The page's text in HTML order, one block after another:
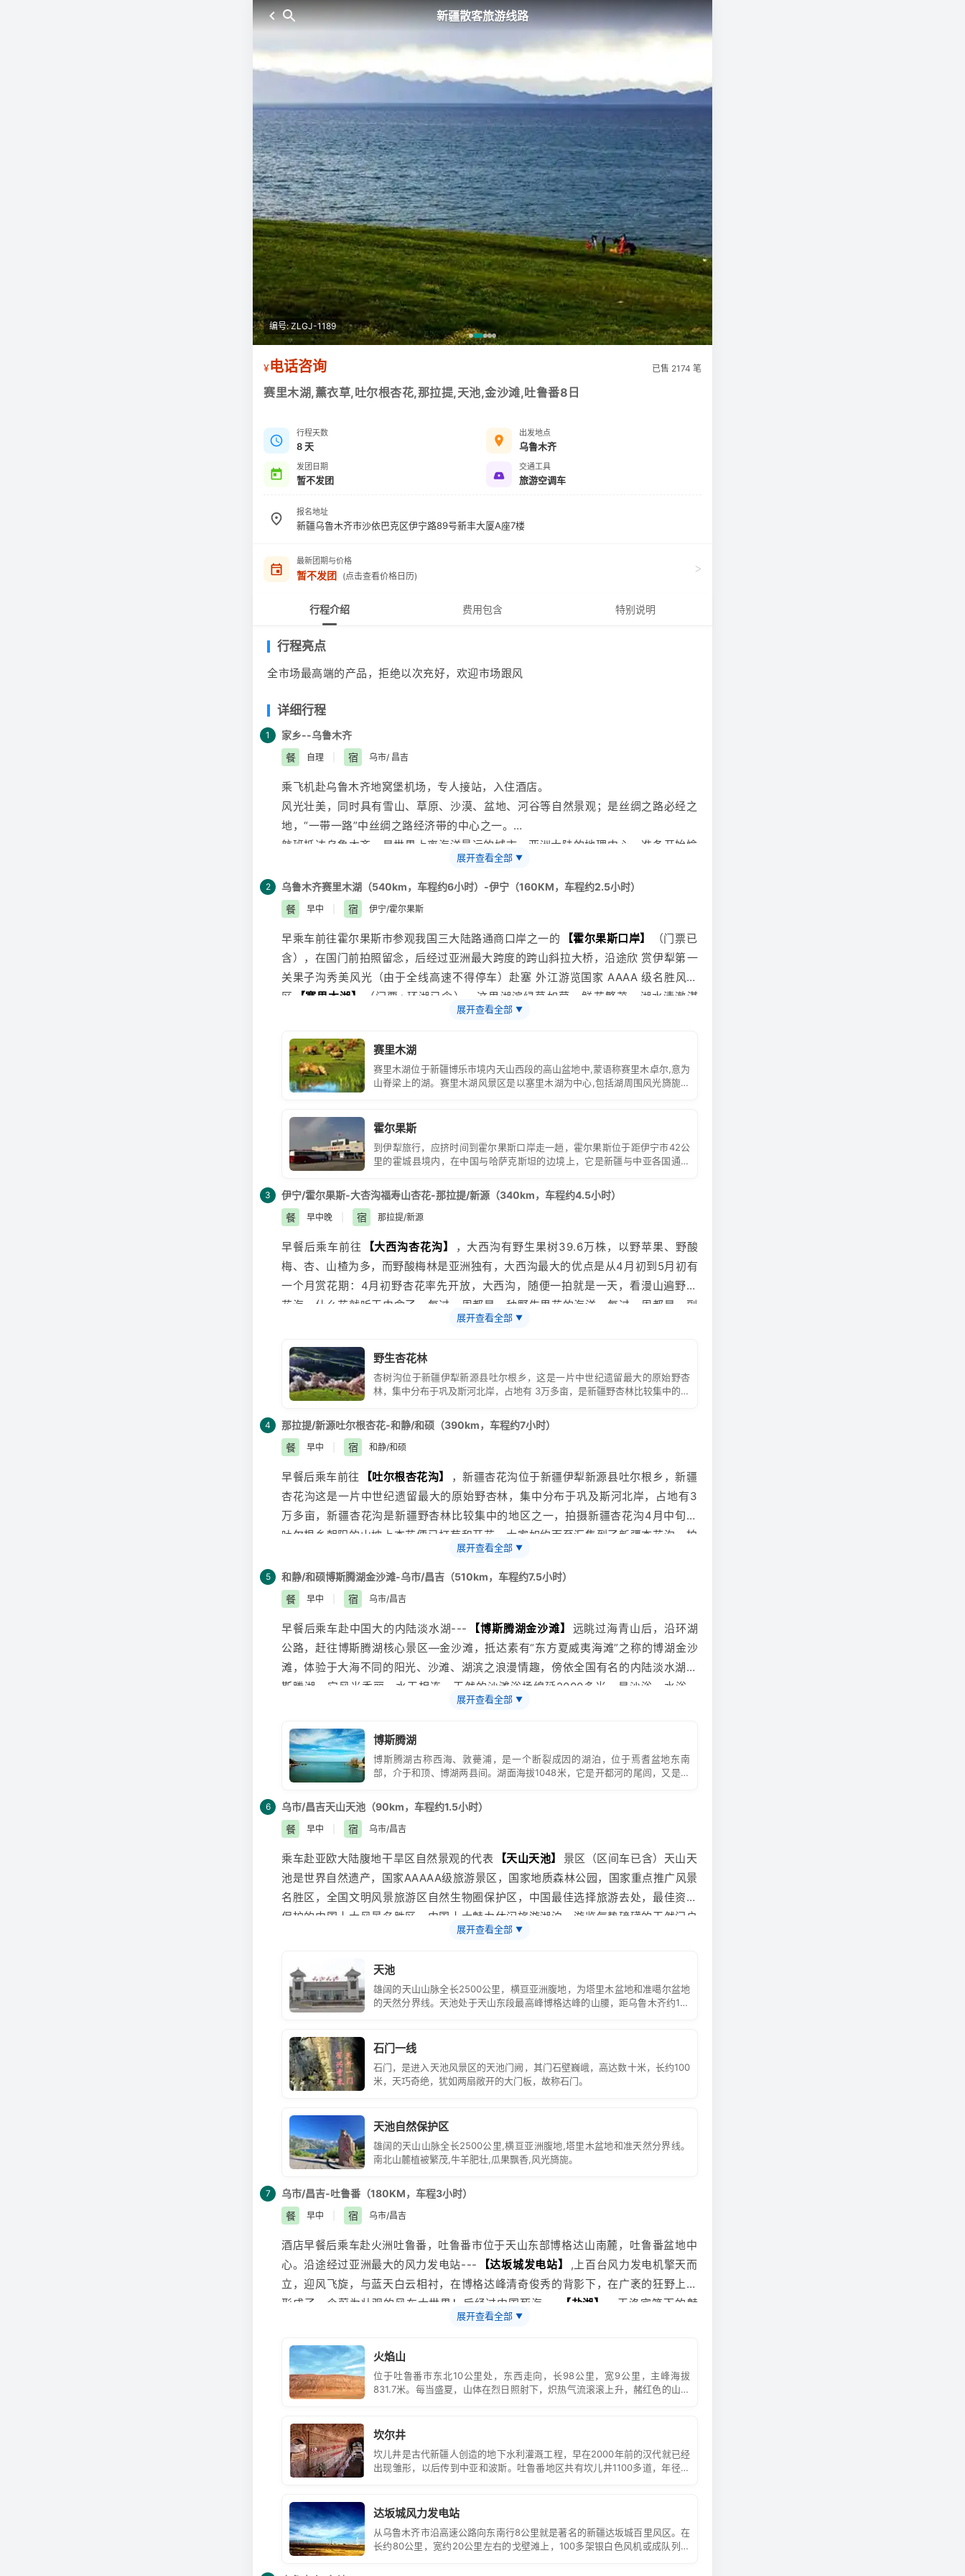
新疆散客旅游线路
编号: ZLGJ-1189
¥电话咨询 已售 2174 笔
赛里木湖,薰衣草,吐尔根杏花,那拉提,天池,金沙滩,吐鲁番8日
行程天数
8 天
出发地点
乌鲁木齐
发团日期
暂不发团
交通工具
旅游空调车
报名地址
新疆乌鲁木齐市沙依巴克区伊宁路89号新丰大厦A座7楼
最新团期与价格
暂不发团 (点击查看价格日历)
>
行程介绍 费用包含 特别说明
行程亮点
全市场最高端的产品，拒绝以次充好，欢迎市场跟风
详细行程
1
家乡--乌鲁木齐
餐
自理 宿 乌市/ 昌吉
乘飞机赴乌鲁木齐地窝堡机场，专人接站，入住酒店。
风光壮美，同时具有雪山、草原、沙漠、盆地、河谷等自然景观；是丝绸之路必经之
地，“一带一路”中丝绸之路经济带的中心之一。
航班抵达乌鲁木齐，是世界上离海洋最远的城市、 亚洲大陆的地理中心。准备开始愉
1.司机会提前一天短信形式联系客人，因机场高速会出现堵车情况，会出现等候情
况，敬请谅解；
2.导游当天会以短信方式联系客人，告知第二天出发时间，请游客查看短信；
第二天早7点早餐，7点30—8点出发（具体事宜根据导游信息）；
展开查看全部 ▼
2 乌鲁木齐赛里木湖（540km，车程约6小时）-伊宁（160KM，车程约2.5小时）
餐
早中 宿 伊宁/霍尔果斯
早乘车前往霍尔果斯市参观我国三大陆路通商口岸之一的 【霍尔果斯口岸】
（门票已
含），在国门前拍照留念，后经过亚洲最大跨度的跨山斜拉大桥，沿途欣 赏伊犁第一
关果子沟秀美风光（由于全线高速不得停车）赴塞 外江游览国家 AAAA 级名胜风景
区
【赛里木湖】
（门票+环湖已含），这里湖滨绿草如茵，鲜花繁茂，湖水清澈湛
蓝，远岸雪峰 分立，林海叠峰，湖边的草场，山坡上的毡房错落，牛羊如云 似锦，
午餐后，前往霍城县
的文化，后游览薰衣草花田，在薰衣草盛花期，仿佛置身于花的海洋.
1.夏季赛里木湖景区内早晚温差大白天紫外线较强，请注意防晒；
2.旺季赛里木湖景区区间车有偶尔排队现象，好景人多请您理解；
4.在景区门口有招揽骑马生意的人，想要体验的话一定要提前说好价钱、往返时间、
需不需要人带领等等所有细节；
5.赛里木湖边上温度比较低，即使是夏天去玩的话也要准备一件外套，避免着凉；
6.在景区门口有招揽骑马生意的人，想要体验的话一定要提前说好价钱、往返时间、
需不需要人带领等等所有细节；
7.这里的景色也是比较美的，被叫做大西洋的最后一滴眼泪，这里被称作静海，有着
良好的生态环境；
8.这里实在新疆博尔塔的山脉中，这里也被评为省级的旅游名胜景区，也是国家级别
的风景区；
9.不过在赛里木湖有个比较长的传说，传说这里有着湖怪，而且湖中心的底部是有洞
在每一年的8月初，这里就会有一场比较盛大的活动，蒙古族联合哈萨克族牧民就会
举行一场赛里木湖那达慕大会；
展开查看全部 ▼
赛里木湖
赛里木湖位于新疆博乐市境内天山西段的高山盆地中,蒙语称赛里木卓尔,意为
山脊梁上的湖。赛里木湖风景区是以塞里木湖为中心,包括湖周围风光旖旎的
霍尔果斯
到伊犁旅行，应挤时间到霍尔果斯口岸走一趟，霍尔果斯位于距伊宁市42公
里的霍城县境内，在中国与哈萨克斯坦的边境上，它是新疆与中亚各国通商
岸。霍尔果斯口岸镇设于桥以东3千米。霍尔果斯历史上就是商道通衢，著名
的丝绸之路北新
3 伊宁/霍尔果斯-大杏沟福寿山杏花-那拉提/新源（340km，车程约4.5小时）
餐
早中晚 宿 那拉提/新源
早餐后乘车前往 【大西沟杏花沟】
，大西沟有野生果树39.6万株，以野苹果、野酸
梅、杏、山楂为多，而野酸梅林是亚洲独有，大西沟最大的优点是从4月初到5月初有
一个月赏花期：4月初野杏花率先开放，大西沟，随便一拍就是一天，看漫山遍野的
花海，什么花就听天由命了，每过一周都是一种野生果花的海洋，每过一周都是一副
别具生面的震撼画卷，是集生态观光、文化体验、休闲度假、修身养性、科普探 险为
一体的综合旅游区，天山松涛、高山草甸、奇花异草、 睡佛古庙，自然山水与厚重多
元的文化相伴，是人与自然 和谐的乐园，是养生度假的的福地这里是世界野果类植物
的天然基因库，是亚洲唯一野生樱桃李生长地，被国家命 名为“中国野生樱桃李之
乡”，景区内生长着各类野果约 60 余种，以野苹果、野樱桃李、野杏、野山楂、野核
桃 为主，大西沟风景秀丽，景观奇异， 春可赏花、夏易避暑、秋可品果、 冬 易赏
雪，一年四季风景迷人。
1.福寿山景区春可赏花、夏易避暑、秋可品果、冬易赏雪，一年四季风景迷人，每年
游人络绎不绝；
2.早在1221年，著名道士长春真人，随成吉思汗西征，途经伊犁阿力马里城时，就有
道教弟子请他前去讲道，当时的大西沟庙名振四方，吸引着内地、中亚的四方游客；
福寿山庙，即大西沟庙，是清代新疆最大最早的道教活动场所之一，历史悠久，最早
展开查看全部 ▼
野生杏花林
杏树沟位于新疆伊犁新源县吐尔根乡，这是一片中世纪遗留最大的原始野杏
林，集中分布于巩及斯河北岸，占地有 3万多亩，是新疆野杏林比较集中的地
4 那拉提/新源吐尔根杏花-和静/和硕（390km，车程约7小时）
餐
早中 宿 和静/和硕
早餐后乘车前往 【吐尔根杏花沟】 ， 新疆杏花沟位于新疆伊犁新源县吐尔根乡，新疆
杏花沟这是一片中世纪遗留最大的原始野杏林，集中分布于巩及斯河北岸，占地有3
万多亩，新疆杏花沟是新疆野杏林比较集中的地区之一，拍摄新疆杏花沟4月中旬，
吐尔根乡朝阳的山坡上杏花便已打苞和开花，大家如约而至汇集到了新疆杏花沟，拍
摄杏花兼踏春，新疆杏花沟果然是风光绝佳，此时新疆杏花沟春雨较多，所以请新疆
杏花沟观览者注意天气，同时6月的时候新疆杏花沟的果实也会成熟，是品尝美果的
好时机哦，在这里您可以与天然野杏树近距离接触，拍摄片片春意盎然的杏花树，走
到山梁放眼望去，杏花遍地千株万颗，枝根相接，人入其中，隔数尺而只闻其声不见
其影，4月来此，单间花云花雨，粉红缀枝，香风漫漫，灿若云霞，置身其中，如蹈
花山花海，恍如仙境，后乘车赴和静/和硕
1.每年4月08日左右-初花期：杏花含苞待放，朵朵艳红，如红云朵朵随风浮动；
2.每年4月12日左右-盛花期：杏花艳态娇姿，繁花丽色，胭脂万点，占尽春风；
着从空中飘落，占尽春风；
展开查看全部 ▼
5 和静/和硕博斯腾湖金沙滩-乌市/昌吉（510km，车程约7.5小时）
餐
早中 宿 乌市/昌吉
早餐后乘车赴中国大的内陆淡水湖--- 【博斯腾湖金沙滩】
远眺过海青山后，沿环湖
公路，赶往博斯腾湖核心景区—金沙滩，抵达素有“东方夏威夷海滩”之称的博湖金沙
滩，体验于大海不同的阳光、沙滩、湖滨之浪漫情趣，傍依全国有名的内陆淡水湖博
斯腾湖。它风光秀丽，水天相连，天然的沙滩浴场绵延2000多米，是沙浴、水浴、
阳光浴的绝好去处；游艇、快艇、摩托艇等水上娱乐自费项目让你享尽潇洒惊险刺激
的感受；金沙滩景区顾名思义，就是一片不小的沙滩，沙滩的另一侧便是庞大的博斯
腾湖了,来到金沙滩，自然要在沙滩上走一走。这里游客众多，有在湖里游泳的，也有
在沙滩上的躺椅上晒太阳的，就仿佛在海边一般。在沙滩上零星立着的木亭子下休息
的人们，戴着救生圈的小孩儿和下水的大人，把这片偌大的湖水变成了休闲放松心情
的不二选择,游客可以在这里感受到 新疆之海的热情，畅游博斯腾湖，继续乘车途中欣
赏南疆天山雄伟景观，感受沧海变迁，途径马兰、库米什、翻越干沟，抵达
昌吉
入住酒店
1.和硕县地处三面环山的山前洪积扇平原地区，受三面环山的遮档，年平均风力不
大，加上博斯腾湖1107平方公里的水汽蒸发调节，大部分地区气候温和湿润，四季多
为晴郎无风天气，最佳出游时间为春、夏、秋三季；
新疆库尔勒 和硕博斯腾湖金沙滩旅游 度假区的旅游自费项目繁多，有垂钓、划艇、潜
水、水上降落伞、洗浴中心、水上娱乐城、射箭、网球场、赛马场、沙滩排球等项
新疆南疆旅游线路之一；
展开查看全部 ▼
博斯腾湖
博斯腾湖古称西海、敦薨浦，是一个断裂成因的湖泊，位于焉耆盆地东南
部，介于和顶、博湖两县间。湖面海拔1048米，它是开都河的尾闾，又是孔
6 乌市/昌吉天山天池（90km，车程约1.5小时）
餐
早中 宿 乌市/昌吉
乘车赴亚欧大陆腹地干旱区自然景观的代表 【天山天池】
景区（区间车已含）天山天
池是世界自然遗产，国家AAAAA级旅游景区，国家地质森林公园，国家重点推广风景
名胜区，全国文明风景旅游区自然生物圈保护区，中国最佳选择旅游去处，最佳资源
保护的中国十大风景名胜区，中国十大魅力休闲旅游湖泊，游览气势磅礡的天然门户
参观被誉为天山神目-西王母的洗脚盆的西小天池、东小天池（也叫黑龙
拜的圣山），西山观松-景区西岸为郁郁葱葱的天山雪松，远远望去，非常壮观，参
观在海拔2000米生长的奇特而古老的榆树—定海神针。
1.天山天池属于高海拔旅游景区，到天山天池旅游，需要注意防晒，特别是女性朋友
己带上几瓶水；
坡度大，天气凉，请带好御寒的衣物及防滑的鞋。在拍摄时不要仅顾美景，却忘脚
下，要双重兼顾。下山时行进速度要慢，走“Z”字形，以免膝盖扭伤；
展开查看全部 ▼
天池
雄阔的天山山脉全长2500公里，横亘亚洲腹地，为塔里木盆地和准噶尔盆地
的天然分界线。天池处于天山东段最高峰博格达峰的山腰，距乌鲁木齐约110
石门一线
石门，是进入天池风景区的天池门阙，其门石壁巍峨，高达数十米，长约100
米，天巧奇绝，犹如两扇敞开的大门板，故称石门。
天池自然保护区
雄阔的天山山脉全长2500公里,横亘亚洲腹地,塔里木盆地和准天然分界线。
南北山麓植被繁茂,牛羊肥壮,瓜果飘香,风光旖旎。
7
乌市/昌吉-吐鲁番（180KM，车程3小时）
餐
早中 宿 乌市/昌吉
酒店早餐后乘车赴火洲吐鲁番，吐鲁番市位于天山东部博格达山南麓，吐鲁番盆地中
心。沿途经过亚洲最大的风力发电站--- 【达坂城发电站】
,上百台风力发电机擎天而
立，迎风飞旋，与蓝天白云相衬，在博格达峰清奇俊秀的背影下，在广袤的狂野上，
形成了一个蔚为壮观的风车大世界！后经过中国死海---
【盐湖】
，王洛宾笔下的魅
前往游览古代三大工程之一的地下水利灌溉工程
儿井穿越戈壁，将天山的地下雪水引到一片片绿洲的情景，坎儿井是开发利用地下水
的一种很古老式的水平集水建筑物，适用于山麓、冲积扇缘地带，主要是用于截取地
下潜水来进行农田灌溉和居民用水。
瓜果，欣赏维吾尔民族歌舞（居民家庭形式），与当地维吾尔族居民零距离接触，学
跳一支欢快的新疆 歌舞---【麦西来普】
新疆【火焰山】是吐鲁番最著名的景点，其位于吐鲁番盆地的北缘，古丝绸之路北
的侏罗纪、白垩纪和第三纪的赤红色砂、砾岩和泥岩组成。当地人称它为“克孜勒塔
格”，意即“红山”维吾尔语意为“红山”，因其炎热曾把它称作“火山”夏日时分，地表在
太阳照耀下蒸腾，似飞腾的火龙十分壮观。
展开查看全部 ▼
火焰山
位于吐鲁番市东北10公里处，东西走向，长98公里，宽9公里，主峰海拔
831.7米。每当盛夏，山体在烈日照射下，炽热气流滚滚上升，赭红色的山体
坎尔井
坎儿井是古代新疆人创造的地下水利灌溉工程，早在2000年前的汉代就已经
出现雏形，以后传到中亚和波斯。吐鲁番地区共有坎儿井1100多道，年径流
达坂城风力发电站
从乌鲁木齐市沿高速公路向东南行8公里就是著名的新疆达坂城百里风区。在
长约80公里，宽约20公里左右的戈壁滩上，100多架银白色风机或成队列，